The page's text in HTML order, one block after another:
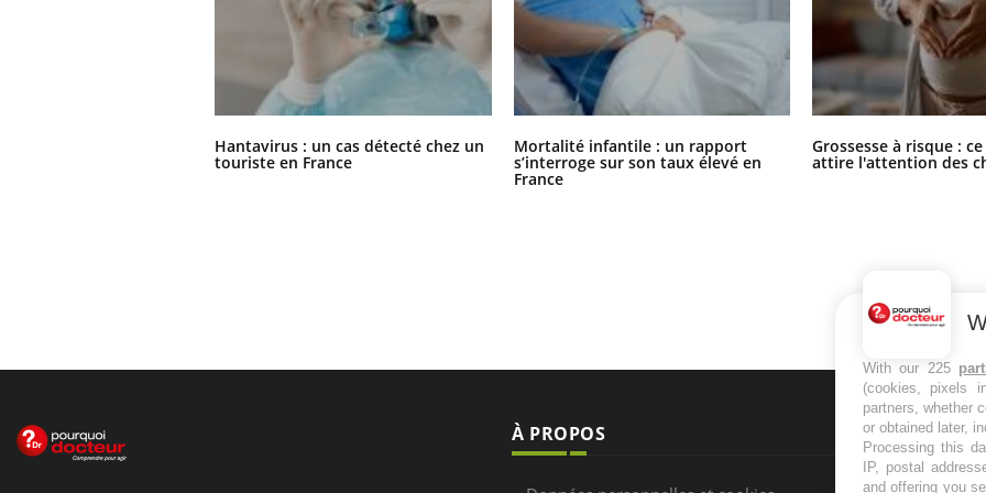
Hantavirus : un cas détecté chez un
touriste en France
Mortalité infantile : un rapport
s’interroge sur son taux élevé en
France
Grossesse à risque :
attire l'attention des
À PROPOS
Recevez
With our 225
(cookies, pixels
partners, whether
or obtained later,
Processing this
IP, postal
and offering you